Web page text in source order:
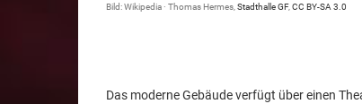
Bild: Wikipedia · Thomas Hermes, Stadthalle GF, CC BY-SA 3.0
Das moderne Gebäude verfügt über einen